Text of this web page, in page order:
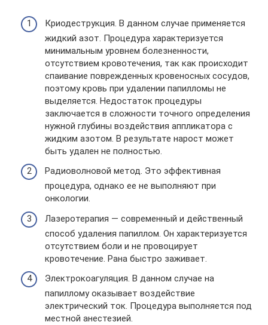
Криодеструкция. В данном случае применяется
жидкий азот. Процедура характеризуется
минимальным уровнем болезненности,
отсутствием кровотечения, так как происходит
спаивание поврежденных кровеносных сосудов,
поэтому кровь при удалении папилломы не
выделяется. Недостаток процедуры
заключается в сложности точного определения
нужной глубины воздействия аппликатора с
жидким азотом. В результате нарост может
быть удален не полностью.
Радиоволновой метод. Это эффективная
процедура, однако ее не выполняют при
онкологии.
Лазеротерапия — современный и действенный
способ удаления папиллом. Он характеризуется
отсутствием боли и не провоцирует
кровотечение. Рана быстро заживает.
Электрокоагуляция. В данном случае на
папиллому оказывает воздействие
электрический ток. Процедура выполняется под
местной анестезией.